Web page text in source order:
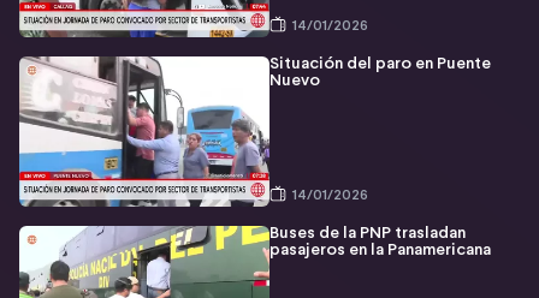
14/01/2026
Situación del paro en Puente
Nuevo
14/01/2026
Buses de la PNP trasladan
pasajeros en la Panamericana